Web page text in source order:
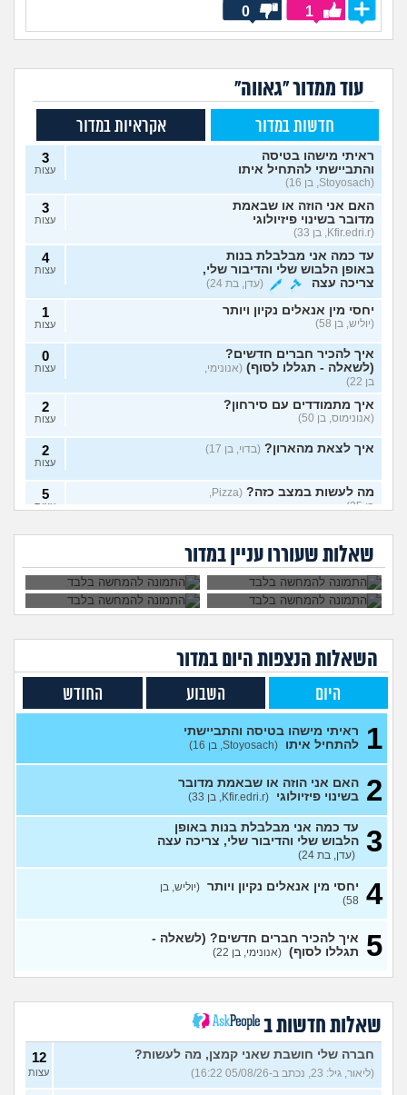
1
0
עוד ממדור "גאווה"
חדשות במדור אקראיות במדור
ראיתי מישהו בטיסה
והתביישתי להתחיל איתו
(Stoyosach, בן 16)
3
עצות
האם אני הוזה או שבאמת
מדובר בשינוי פיזיולוגי
(Kfir.edri.r, בן 33)
3
עצות
עד כמה אני מבלבלת בנות
באופן הלבוש שלי והדיבור שלי,
צריכה עצה
(עדן, בת 24)
4
עצות
יחסי מין אנאלים נקיון ויותר
(יוליש, בן 58)
1
עצות
איך להכיר חברים חדשים?
(לשאלה - תגללו לסוף) (אנונימי,
בן 22)
0
עצות
איך מתמודדים עם סירחון?
(אנונימוס, בן 50)
2
עצות
איך לצאת מהארון? (בדוי, בן 17) 2
עצות
מה לעשות במצב כזה?
בן 25)
5
עצות
שינוי מין בקבע (טרנסית בקבע, בת
24)
1
שינוי מין בשירות קבע? (א, בת
24)
עצות
לא נותן לי מנוח (בן, בן 25) עצות
איך לקבל את עצמי? (אנונימוס,
בן 17)
3
עצות
נשיקה עם חבר קרוב אבל לא
7
ילד בן 8 תמיד ידעתי שיהיה גיי
(תמר, בת 44) עצות
איך עוצרים מישהו שלא מפסיק
איך בחור חרדי אמור לדעת מה
עושים בפעם הראשונה עם
גבר?
(חרדי עם דגש, בן 24)
איך להמשיך במצב הנוכחי
לאור השפעות "מה שהיה"
אני גיי ומאוד מפחד ממחלות
מין, האם מישהו שמע על דוקסי
- פפ?
(נועם, בן 32)
אמא שלי תפסה אותי שוכב עם
גבר, מה לעשות?
(אדון
שוקו, בן 30)
10
הכעס טישטש אותי? לגיטימי
או לא?
(אנונימי, בת 20)
7
עצות
שאלות שעוררו עניין במדור
הבן זוג רוצה ללבוש
סקס, זה אומר משהו?
שווה לצאת מהארון?
שהומואים יכולו
להמשיך לחיות פה
בכבוד?
להתמודד עם זה?
על הפחדים מהיציאה?
השאלות הנצפות היוםבמדור
היום השבוע החודש
1
ראיתי מישהו בטיסה והתביישתי
להתחיל איתו (Stoyosach, בן 16)
2 האם אני הוזה או שבאמת מדובר
בשינוי פיזיולוגי (Kfir.edri.r, בן 33)
3 עד כמה אני מבלבלת בנות באופן
הלבוש שלי והדיבור שלי, צריכה עצה
(עדן, בת 24)
4 יחסי מין אנאלים נקיון ויותר (יוליש, בן
58)
5
איך להכיר חברים חדשים? (לשאלה -
תגללו לסוף) (אנונימי, בן 22)
שאלות חדשות ב
חברה שלי חושבת שאני קמצן, מה לעשות?
(ליאור, גיל: 23, נכתב ב-05/08/26 16:22)
12
עצות